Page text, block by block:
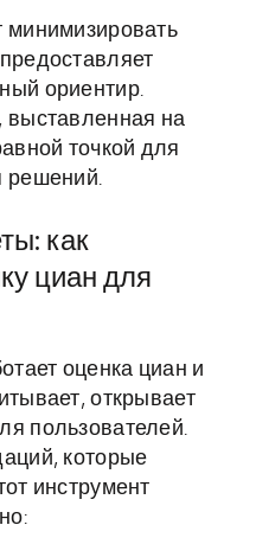
минимизировать
ориентир.
выставленная на
точкой для
решений.
как
циан для
оценка циан и
открывает
пользователей.
которые
инструмент